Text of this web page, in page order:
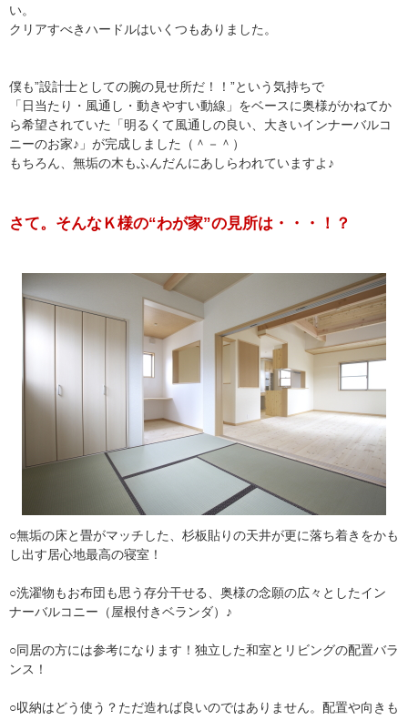
い。
クリアすべきハードルはいくつもありました。
僕も”設計士としての腕の見せ所だ！！”という気持ちで
「日当たり・風通し・動きやすい動線」をベースに奥様がかねてか
ら希望されていた「明るくて風通しの良い、大きいインナーバルコ
ニーのお家♪」が完成しました（＾－＾）
もちろん、無垢の木もふんだんにあしらわれていますよ♪
さて。そんなＫ様の“わが家”の見所は・・・！？
○無垢の床と畳がマッチした、杉板貼りの天井が更に落ち着きをかも
し出す居心地最高の寝室！
○洗濯物もお布団も思う存分干せる、奥様の念願の広々としたイン
ナーバルコニー（屋根付きベランダ）♪
○同居の方には参考になります！独立した和室とリビングの配置バラ
ンス！
○収納はどう使う？ただ造れば良いのではありません。配置や向きも